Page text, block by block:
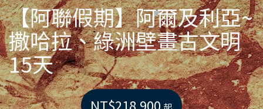
【阿聯假期】阿爾及利亞~
撒哈拉、綠洲壁畫古文明
15天
NT$218,900